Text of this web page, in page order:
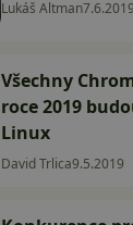
Lukáš Altman7.6.2019
Všechny
roce 2019
Linux
David Trlica9.5.2019